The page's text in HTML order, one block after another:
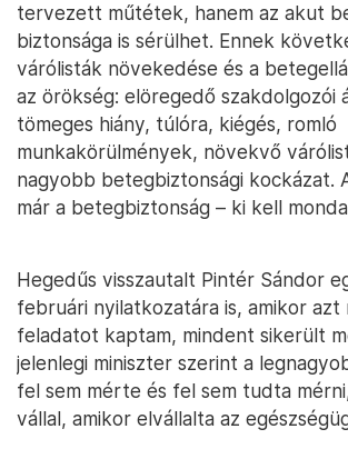
tervezett műtétek, hanem az akut
biztonsága is sérülhet. Ennek
várólisták növekedése és a
az örökség: elöregedő szakdolgozói
tömeges hiány, túlóra, kiégés, romló
munkakörülmények, növekvő
nagyobb betegbiztonsági kockázat.
már a betegbiztonság – ki kell
Hegedűs visszautalt Pintér Sándor
februári nyilatkozatára is, amikor azt
feladatot kaptam, mindent sikerült
jelenlegi miniszter szerint a
fel sem mérte és fel sem tudta
vállal, amikor elvállalta az